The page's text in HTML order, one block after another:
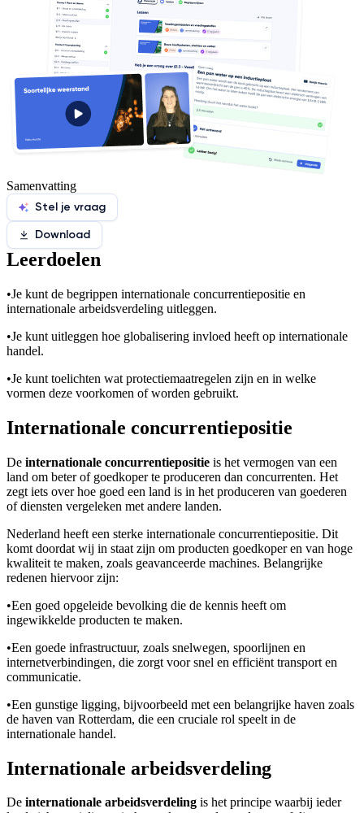
Samenvatting
Stel je vraag
Download
Leerdoelen
•Je kunt de begrippen internationale concurrentiepositie en
internationale arbeidsverdeling uitleggen.
•Je kunt uitleggen hoe globalisering invloed heeft op internationale
handel.
•Je kunt toelichten wat protectiemaatregelen zijn en in welke
vormen deze voorkomen of worden gebruikt.
Internationale concurrentiepositie
De internationale concurrentiepositie is het vermogen van een
land om beter of goedkoper te produceren dan concurrenten. Het
zegt iets over hoe goed een land is in het produceren van goederen
of diensten vergeleken met andere landen.
Nederland heeft een sterke internationale concurrentiepositie. Dit
komt doordat wij in staat zijn om producten goedkoper en van hoge
kwaliteit te maken, zoals geavanceerde machines. Belangrijke
redenen hiervoor zijn:
•Een goed opgeleide bevolking die de kennis heeft om
ingewikkelde producten te maken.
•Een goede infrastructuur, zoals snelwegen, spoorlijnen en
internetverbindingen, die zorgt voor snel en efficiënt transport en
communicatie.
•Een gunstige ligging, bijvoorbeeld met een belangrijke haven zoals
de haven van Rotterdam, die een cruciale rol speelt in de
internationale handel.
Internationale arbeidsverdeling
De internationale arbeidsverdeling is het principe waarbij ieder